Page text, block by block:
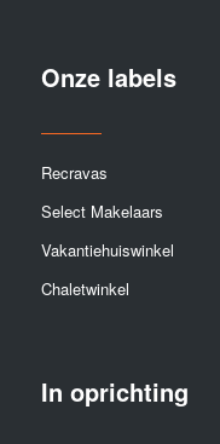
Onze labels
Recravas
Select Makelaars
Vakantiehuiswinkel
Chaletwinkel
In oprichting